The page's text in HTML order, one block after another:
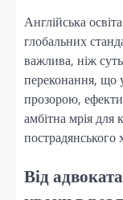
Англійська
глобальних
важлива, ніж
переконання, що
прозорою,
амбітна мрія
пострадянського
Від